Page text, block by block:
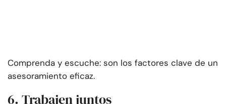
Comprenda y escuche: son los factores clave de un
asesoramiento eficaz.
6. Trabajen juntos